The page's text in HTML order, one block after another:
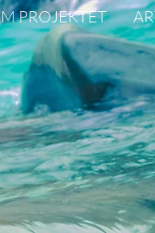
PROJEKTET